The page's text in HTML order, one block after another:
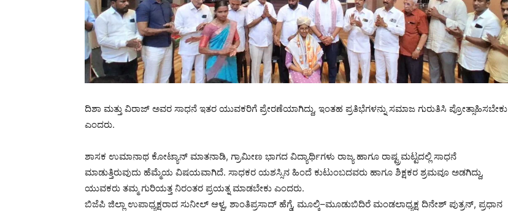
ದಿಶಾ ಮತ್ತು ವಿರಾಜ್ ಅವರ ಸಾಧನೆ ಇತರ ಯುವಕರಿಗೆ ಪ್ರೇರಣೆಯಾಗಿದ್ದು, ಇಂತಹ ಪ್ರತಿಭೆಗಳನ್ನು ಸಮಾಜ ಗುರುತಿಸಿ ಪ್ರೋತ್ಸಾಹಿಸಬೇಕು
ಎಂದರು.
ಶಾಸಕ ಉಮಾನಾಥ ಕೋಟ್ಯಾನ್ ಮಾತನಾಡಿ, ಗ್ರಾಮೀಣ ಭಾಗದ ವಿದ್ಯಾರ್ಥಿಗಳು ರಾಜ್ಯ ಹಾಗೂ ರಾಷ್ಟ್ರಮಟ್ಟದಲ್ಲಿ ಸಾಧನೆ
ಮಾಡುತ್ತಿರುವುದು ಹೆಮ್ಮೆಯ ವಿಷಯವಾಗಿದೆ. ಸಾಧಕರ ಯಶಸ್ಸಿನ ಹಿಂದೆ ಕುಟುಂಬದವರು ಹಾಗೂ ಶಿಕ್ಷಕರ ಶ್ರಮವೂ ಅಡಗಿದ್ದು,
ಯುವಕರು ತಮ್ಮ ಗುರಿಯತ್ತ ನಿರಂತರ ಪ್ರಯತ್ನ ಮಾಡಬೇಕು ಎಂದರು.
ಬಿಜೆಪಿ ಜಿಲ್ಲಾ ಉಪಾಧ್ಯಕ್ಷರಾದ ಸುನೀಲ್ ಆಳ್ವ, ಶಾಂತಿಪ್ರಸಾದ್ ಹೆಗ್ಡೆ, ಮೂಲ್ಕಿ–ಮೂಡುಬಿದಿರೆ ಮಂಡಲಾಧ್ಯಕ್ಷ ದಿನೇಶ್ ಪುತ್ರನ್, ಪ್ರಧಾನ